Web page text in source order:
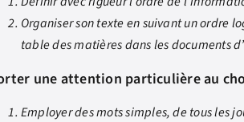
Organiser son texte en suivant un ordre
table des matières dans les documents
une attention particulière au
Employer des mots simples, de tous les